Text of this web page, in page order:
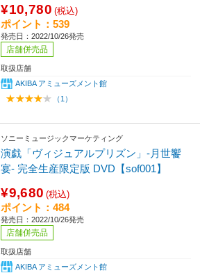
¥10,780 (税込)
ポイント：539
発売日：2022/10/26発売
店舗併売品
取扱店舗
AKIBA アミューズメント館
（1）
ソニーミュージックマーケティング
演戯「ヴィジュアルプリズン」-月世饗
宴- 完全生産限定版 DVD【sof001】
¥9,680 (税込)
ポイント：484
発売日：2022/10/26発売
店舗併売品
取扱店舗
AKIBA アミューズメント館